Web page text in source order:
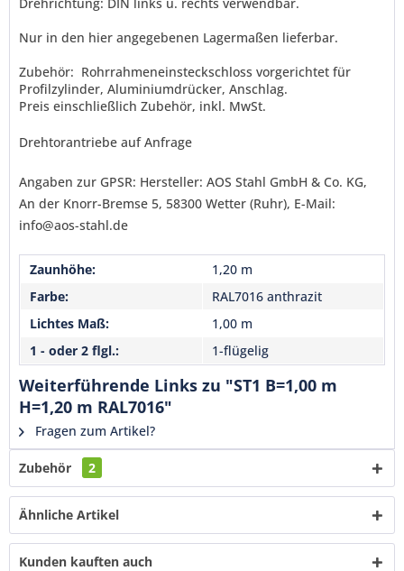
verstanden und stimme zu. *
Mit * gekennzeichnete Felder sind Pflichtfelder.
Senden
Nur in den hier angegebenen Lagermaßen lieferbar.
Zubehör: Rohrrahmeneinsteckschloss vorgerichtet für
Profilzylinder, Aluminiumdrücker, Anschlag.
Preis einschließlich Zubehör, inkl. MwSt.
Drehtorantriebe auf Anfrage
Angaben zur GPSR: Hersteller: AOS Stahl GmbH & Co. KG,
An der Knorr-Bremse 5, 58300 Wetter (Ruhr), E-Mail:
info@aos-stahl.de
Zaunhöhe:
1,20 m
Farbe:
RAL7016 anthrazit
Lichtes Maß:
1,00 m
1 - oder 2 flgl.:
1-flügelig
Weiterführende Links zu "ST1 B=1,00 m
H=1,20 m RAL7016"
Fragen zum Artikel?
Zubehör 2
Ähnliche Artikel
Kunden kauften auch